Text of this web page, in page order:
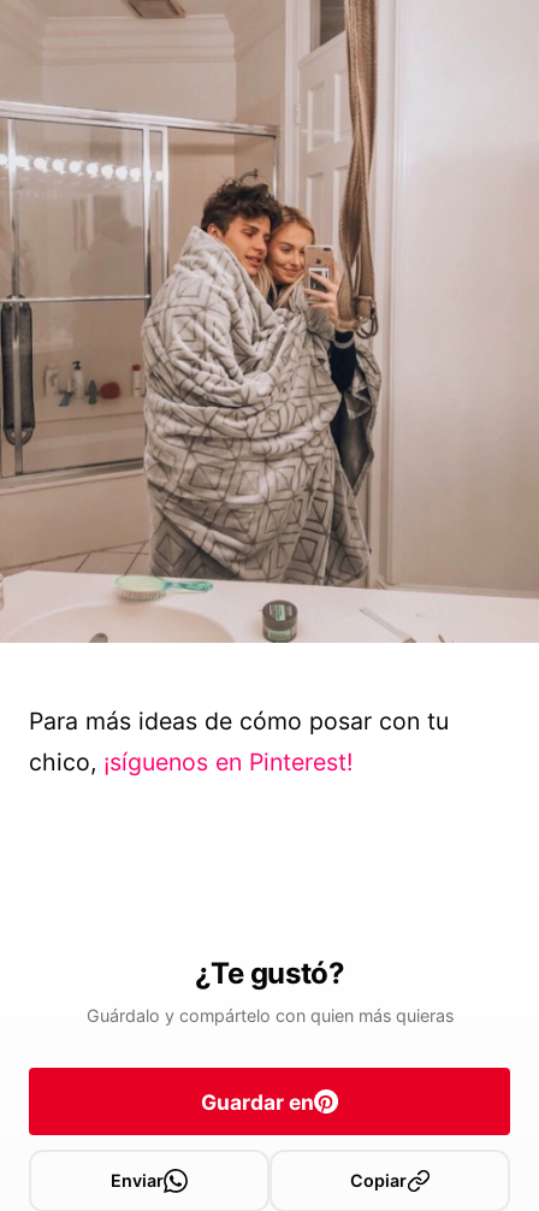
Para más ideas de cómo posar con tu
chico, ¡síguenos en Pinterest!
¿Te gustó?
Guárdalo y compártelo con quien más quieras
Guardar en
Enviar Copiar